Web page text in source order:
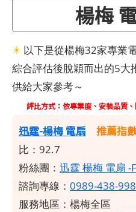
楊梅
☀ 以下是從楊梅32家專業
綜合評估後脫穎而出的5大
供給大家參考～
評比方式：依專業度、安裝品質
​迅霆-楊梅 電扇 推薦
比：92.7
粉絲團： 迅霆 楊梅 電扇 -
諮詢專線： 0989-438-998
服務地區：楊梅全區